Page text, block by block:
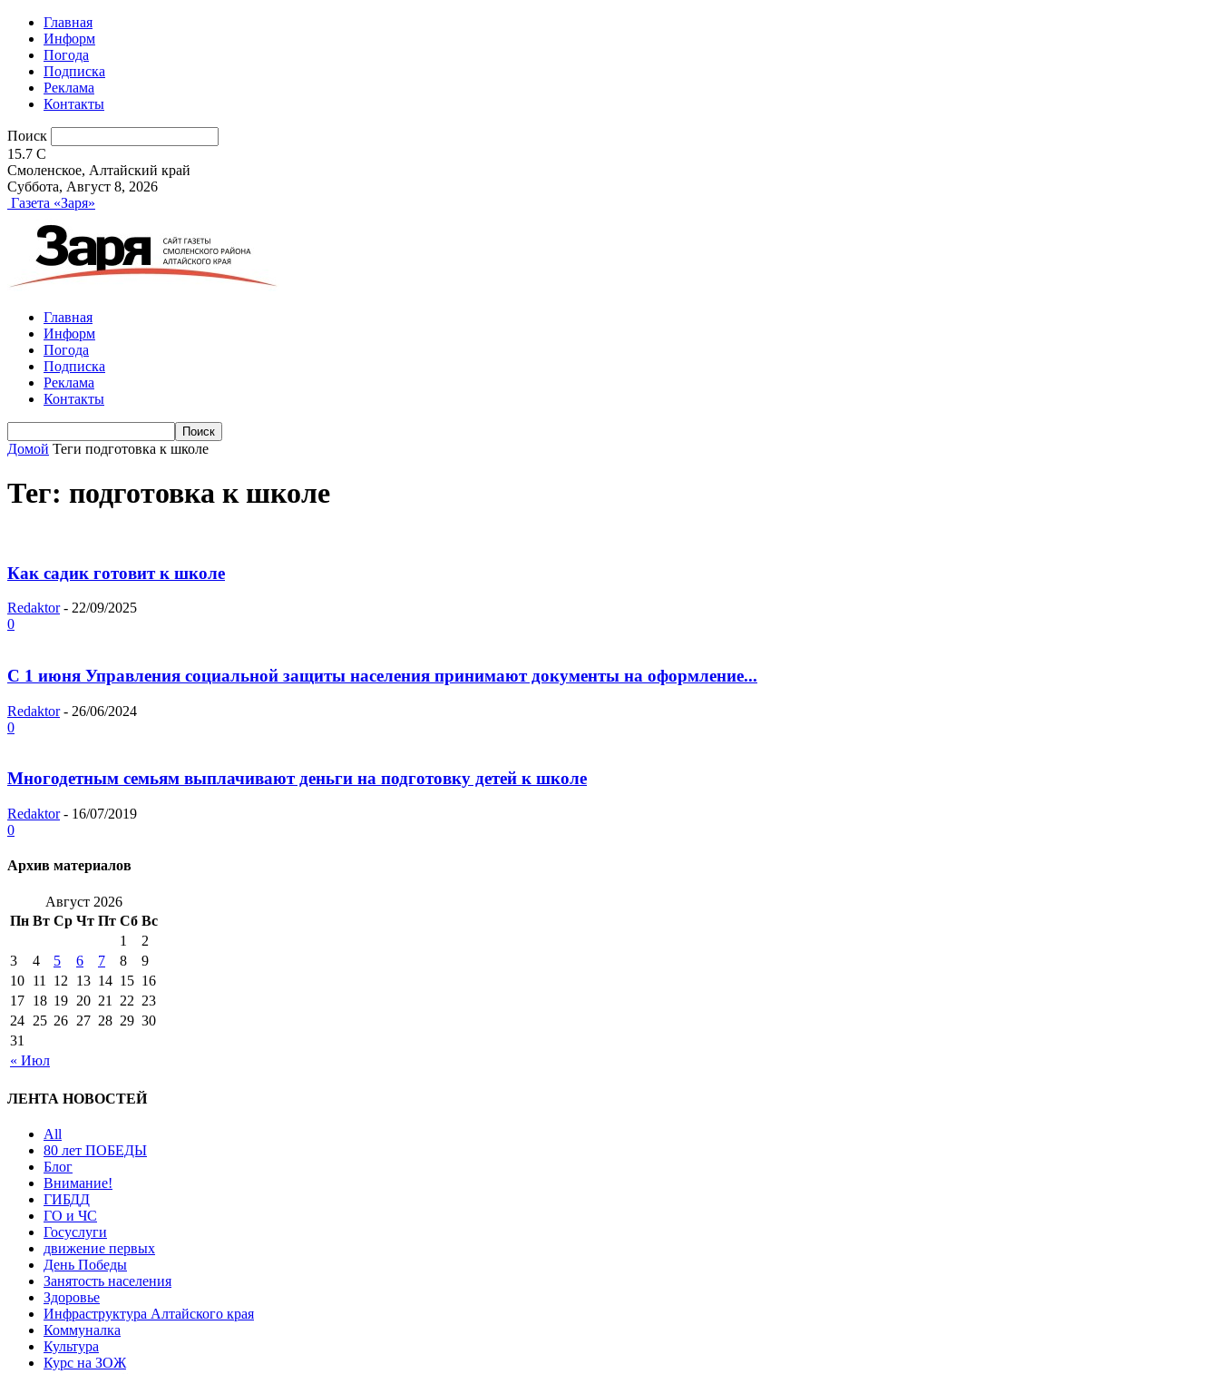
Главная
Информ
Погода
Подписка
Реклама
Контакты
Поиск
15.7 C
Смоленское, Алтайский край
Суббота, Август 8, 2026
Газета «Заря»
Главная
Информ
Погода
Подписка
Реклама
Контакты
Домой Теги подготовка к школе
Тег: подготовка к школе
Как садик готовит к школе
Redaktor - 22/09/2025
0
С 1 июня Управления социальной защиты населения принимают документы на оформление...
Redaktor - 26/06/2024
0
Многодетным семьям выплачивают деньги на подготовку детей к школе
Redaktor - 16/07/2019
0
Архив материалов
Август 2026
Пн Вт Ср Чт Пт Сб Вс
« Июл
1
2
3
4 5 6 7 8
9
10 11 12 13 14 15 16
17 18 19 20 21 22 23
24 25 26 27 28 29 30
31
ЛЕНТА НОВОСТЕЙ
All
80 лет ПОБЕДЫ
Блог
Внимание!
ГИБДД
ГО и ЧС
Госуслуги
движение первых
День Победы
Занятость населения
Здоровье
Инфраструктура Алтайского края
Коммуналка
Культура
Курс на ЗОЖ